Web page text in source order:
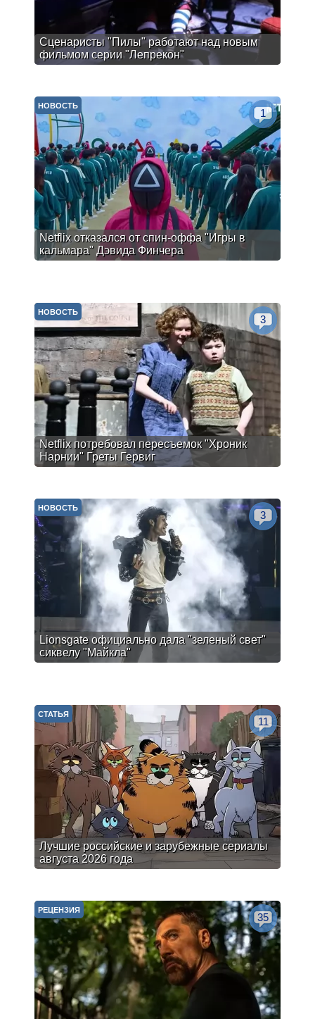
Сценаристы "Пилы" работают над новым
фильмом серии "Лепрекон"
Netflix отказался от спин-оффа "Игры в
кальмара" Дэвида Финчера
НОВОСТЬ
1
Netflix потребовал пересъемок "Хроник
Нарнии" Греты Гервиг
НОВОСТЬ
3
Lionsgate официально дала "зеленый свет"
сиквелу "Майкла"
НОВОСТЬ
3
Лучшие российские и зарубежные сериалы
августа 2026 года
СТАТЬЯ
11
РЕЦЕНЗИЯ
35